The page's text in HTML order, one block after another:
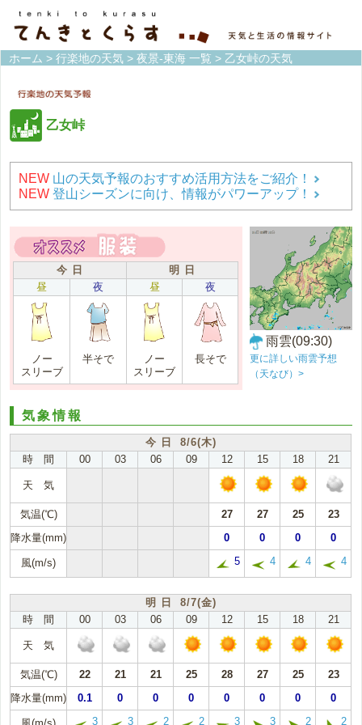
ホーム > 行楽地の天気 > 夜景-東海 一覧 > 乙女峠の天気
乙女峠
NEW 山の天気予報のおすすめ活用方法をご紹介！
NEW 登山シーズンに向け、情報がパワーアップ！
今 日
明 日
昼
夜 昼 夜
ノー
スリーブ
半そで
ノー
スリーブ
長そで
雨雲(09:30)
更に詳しい雨雲予想
（天なび）>
気象情報
今 日 8/6(木)
時 間
00 03 06 09 12 15 18 21
天 気
気温(℃) 27 27 25
23
降水量(mm)
0 0 0 0
風(m/s) 5 4 4 4
明 日 8/7(金)
時 間
00 03 06 09 12 15 18 21
天 気
気温(℃) 22 21 21 25 28 27 25
23
降水量(mm)
0.1 0 0 0 0 0 0 0
3 3 2 2 3 3 2 2